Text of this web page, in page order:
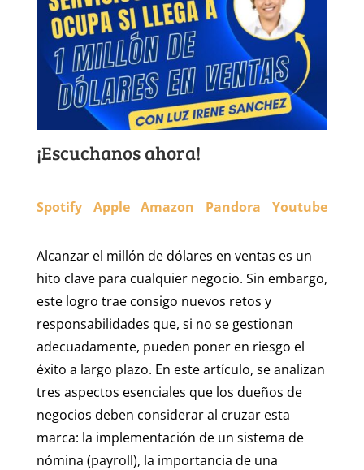
¡Escuchanos ahora!
Spotify Apple Amazon Pandora Youtube
Alcanzar el millón de dólares en ventas es un
hito clave para cualquier negocio. Sin embargo,
este logro trae consigo nuevos retos y
responsabilidades que, si no se gestionan
adecuadamente, pueden poner en riesgo el
éxito a largo plazo. En este artículo, se analizan
tres aspectos esenciales que los dueños de
negocios deben considerar al cruzar esta
marca: la implementación de un sistema de
nómina (payroll), la importancia de una